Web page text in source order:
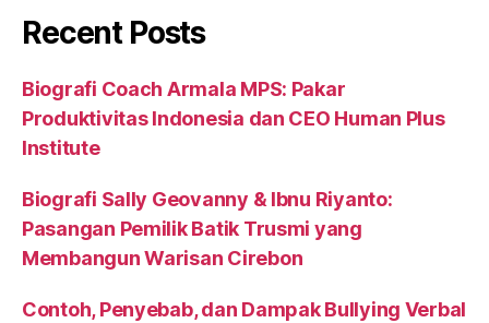
Recent Posts
Biografi Coach Armala MPS: Pakar
Produktivitas Indonesia dan CEO Human Plus
Institute
Biografi Sally Geovanny & Ibnu Riyanto:
Pasangan Pemilik Batik Trusmi yang
Membangun Warisan Cirebon
Contoh, Penyebab, dan Dampak Bullying Verbal